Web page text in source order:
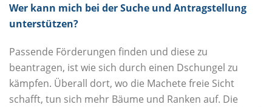
Wer kann mich bei der Suche und Antragstellung
unterstützen?
Passende Förderungen finden und diese zu
beantragen, ist wie sich durch einen Dschungel zu
kämpfen. Überall dort, wo die Machete freie Sicht
schafft, tun sich mehr Bäume und Ranken auf. Die